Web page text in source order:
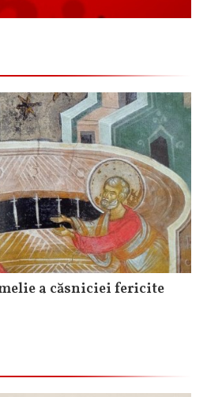
a căsniciei fericite